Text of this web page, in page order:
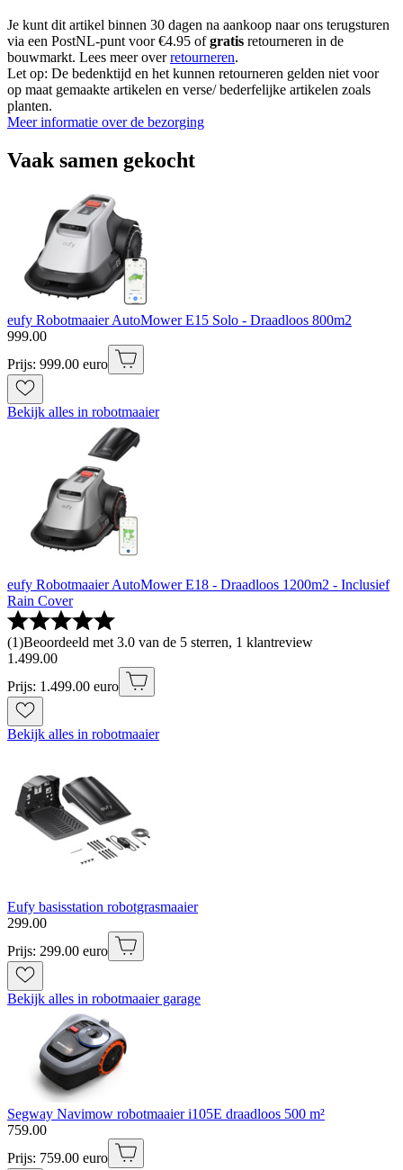
Je kunt dit artikel binnen 30 dagen na aankoop naar ons terugsturen
via een PostNL-punt voor €4.95 ofgratis retourneren in de
bouwmarkt. Lees meer overretourneren.
Let op: De bedenktijd en het kunnen retourneren gelden niet voor
op maat gemaakte artikelen en verse/ bederfelijke artikelen zoals
planten.
Meer informatie over de bezorging
Vaak samen gekocht
eufy Robotmaaier AutoMower E15 Solo - Draadloos 800m2
999.00
Prijs: 999.00 euro
Bekijk alles in robotmaaier
eufy Robotmaaier AutoMower E18 - Draadloos 1200m2 - Inclusief
Rain Cover
(1)Beoordeeld met 3.0 van de 5 sterren, 1 klantreview
1.499.00
Prijs: 1.499.00 euro
Bekijk alles in robotmaaier
Eufy basisstation robotgrasmaaier
299.00
Prijs: 299.00 euro
Bekijk alles in robotmaaier garage
Segway Navimow robotmaaier i105E draadloos 500 m²
759.00
Prijs: 759.00 euro